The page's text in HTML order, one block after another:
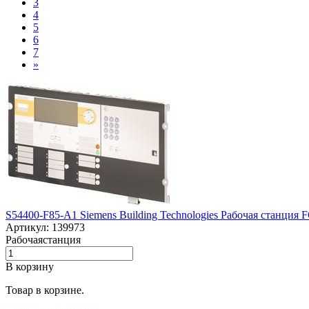
4
5
6
7
»
S54400-F85-A1 Siemens Building Technologies Рабочая станция
Артикул: 139973
Рабочаястанция
В корзину
Товар в корзине.